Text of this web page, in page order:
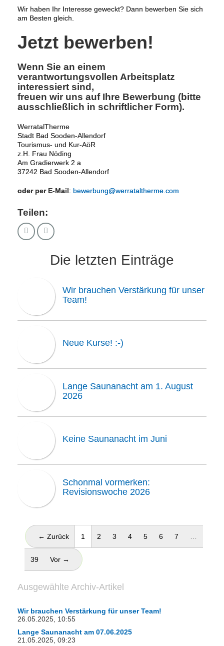
Wir haben Ihr Interesse geweckt? Dann bewerben Sie sich
am Besten gleich.
Jetzt bewerben!
Wenn Sie an einem
verantwortungsvollen Arbeitsplatz
interessiert sind,
freuen wir uns auf Ihre Bewerbung (bitte
ausschließlich in schriftlicher Form).
WerratalTherme
Stadt Bad Sooden-Allendorf
Tourismus- und Kur-AöR
z.H. Frau Nöding
Am Gradierwerk 2 a
37242 Bad Sooden-Allendorf
oder per E-Mail: bewerbung@werrataltherme.com
Teilen:
Die letzten Einträge
Wir brauchen Verstärkung für unser
Team!
Neue Kurse! :-)
Lange Saunanacht am 1. August
2026
Keine Saunanacht im Juni
Schonmal vormerken:
Revisionswoche 2026
← Zurück 1 (aktuell)
2 3 4 5 6 7
39 Vor →
Ausgewählte Archiv-Artikel
Wir brauchen Verstärkung für unser Team!
26.05.2025, 10:55
Lange Saunanacht am 07.06.2025
21.05.2025, 09:23